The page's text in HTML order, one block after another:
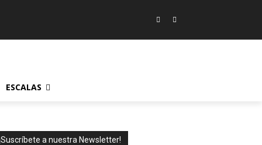
ESCALAS
a nuestra Newsletter!